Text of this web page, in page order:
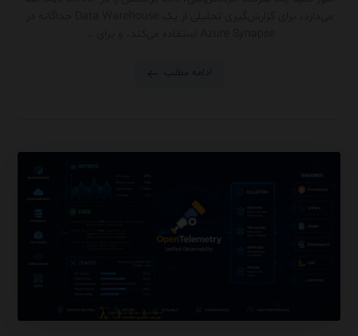
ادامه مطلب